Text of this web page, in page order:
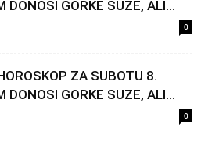
DONOSI GORKE SUZE, ALI...
0
ZA SUBOTU 8.
DONOSI GORKE SUZE, ALI...
0